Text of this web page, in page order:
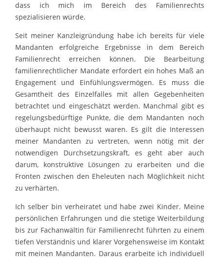
dass ich mich im Bereich des Familienrechts
spezialisieren würde.
Seit meiner Kanzleigründung habe ich bereits für viele
Mandanten erfolgreiche Ergebnisse in dem Bereich
Familienrecht erreichen können. Die Bearbeitung
familienrechtlicher Mandate erfordert ein hohes Maß an
Engagement und Einfühlungsvermögen. Es muss die
Gesamtheit des Einzelfalles mit allen Gegebenheiten
betrachtet und eingeschätzt werden. Manchmal gibt es
regelungsbedürftige Punkte, die dem Mandanten noch
überhaupt nicht bewusst waren. Es gilt die Interessen
meiner Mandanten zu vertreten, wenn nötig mit der
notwendigen Durchsetzungskraft, es geht aber auch
darum, konstruktive Lösungen zu erarbeiten und die
Fronten zwischen den Eheleuten nach Möglichkeit nicht
zu verhärten.
Ich selber bin verheiratet und habe zwei Kinder. Meine
persönlichen Erfahrungen und die stetige Weiterbildung
bis zur Fachanwältin für Familienrecht führten zu einem
tiefen Verständnis und klarer Vorgehensweise im Kontakt
mit meinen Mandanten. Daraus erarbeite ich individuell